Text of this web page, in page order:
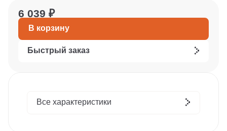
6 039 ₽
В корзину
Быстрый заказ
Все характеристики